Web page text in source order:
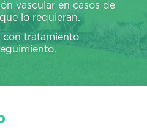
vascular en casos de
lo requieran.
con tratamiento